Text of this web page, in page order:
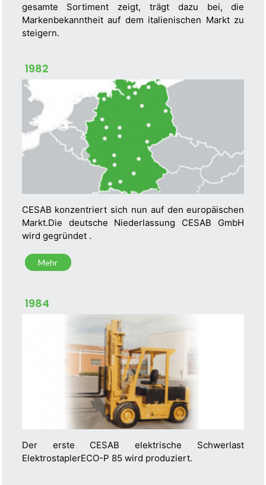
gesamte Sortiment zeigt, trägt dazu bei, die
Markenbekanntheit auf dem italienischen Markt zu
steigern.
1982
CESAB konzentriert sich nun auf den europäischen
Markt.Die deutsche Niederlassung CESAB GmbH
wird gegründet .
Mehr
1984
Der erste CESAB elektrische Schwerlast
ElektrostaplerECO-P 85 wird produziert.